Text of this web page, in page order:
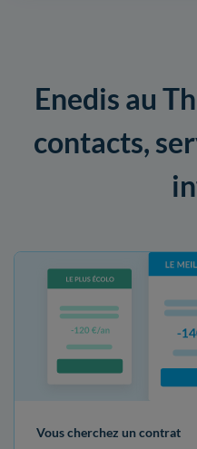
Enedis au
contacts,
Vous cherchez un contrat